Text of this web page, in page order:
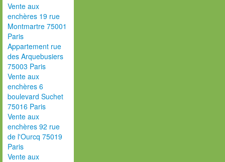
Vente aux
enchères 19 rue
Montmartre 75001
Paris
Appartement rue
des Arquebusiers
75003 Paris
Vente aux
enchères 6
boulevard Suchet
75016 Paris
Vente aux
enchères 92 rue
de l'Ourcq 75019
Paris
Vente aux